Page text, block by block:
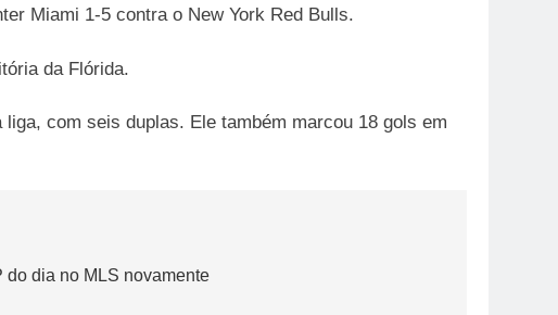
Miami 1-5 contra o New York Red Bulls.
da Flórida.
com seis duplas. Ele também marcou 18 gols em
do dia no MLS novamente